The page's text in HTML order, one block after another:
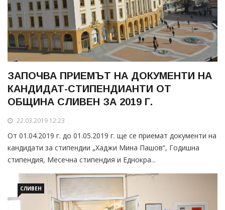
ЗАПОЧВА ПРИЕМЪТ НА ДОКУМЕНТИ НА
КАНДИДАТ-СТИПЕНДИАНТИ ОТ
ОБЩИНА СЛИВЕН ЗА 2019 Г.
22.03.2019 12:23
От 01.04.2019 г. до 01.05.2019 г. ще се приемат документи на
кандидати за стипендии „Хаджи Мина Пашов“, Годишна
стипендия, Месечна стипендия и Еднокра...
СЛИВЕН